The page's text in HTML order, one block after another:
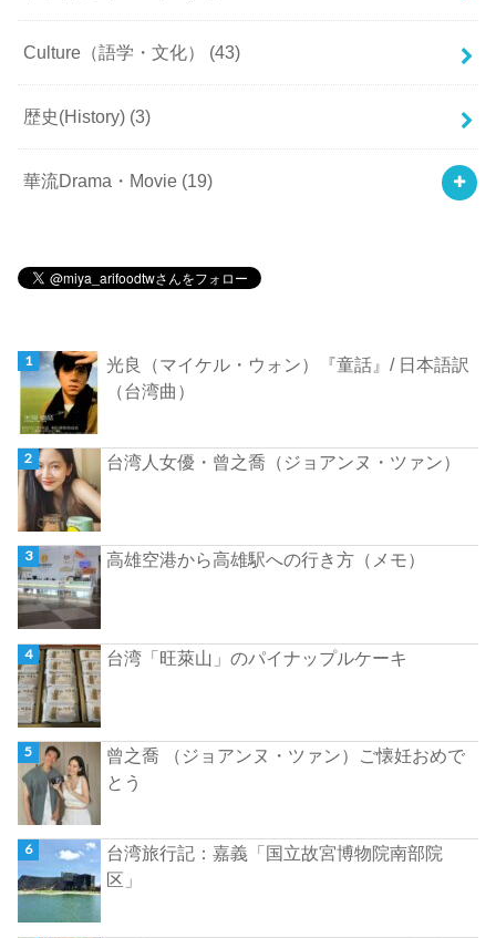
Culture（語学・文化） (43)
歴史(History) (3)
華流Drama・Movie (19)
光良（マイケル・ウォン）『童話』/ 日本語訳
（台湾曲）
台湾人女優・曾之喬（ジョアンヌ・ツァン）
高雄空港から高雄駅への行き方（メモ）
台湾「旺萊山」のパイナップルケーキ
曾之喬 （ジョアンヌ・ツァン）ご懐妊おめで
とう
台湾旅行記：嘉義「国立故宮博物院南部院
区」